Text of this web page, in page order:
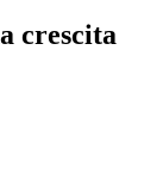
crescita